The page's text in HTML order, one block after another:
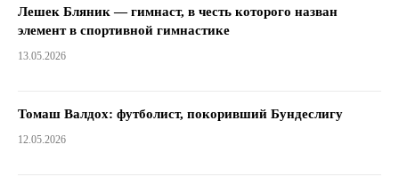
Лешек Бляник — гимнаст, в честь которого назван
элемент в спортивной гимнастике
13.05.2026
Томаш Валдох: футболист, покоривший Бундеслигу
12.05.2026